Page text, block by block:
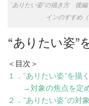
”ありたい姿”の描き方 後
インのすすめ
“ありたい姿”
＜目次＞
１．“ありたい姿”を描
→対象の焦点を定め
２．”ありたい姿”の対